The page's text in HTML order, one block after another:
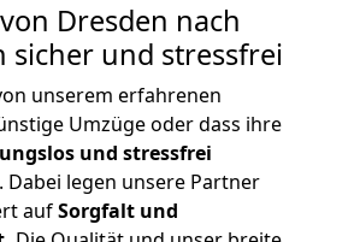
Dresden nach
sicher und stressfrei
unserem erfahrenen
Umzüge oder dass ihre
und stressfrei
legen unsere Partner
aufSorgfalt und